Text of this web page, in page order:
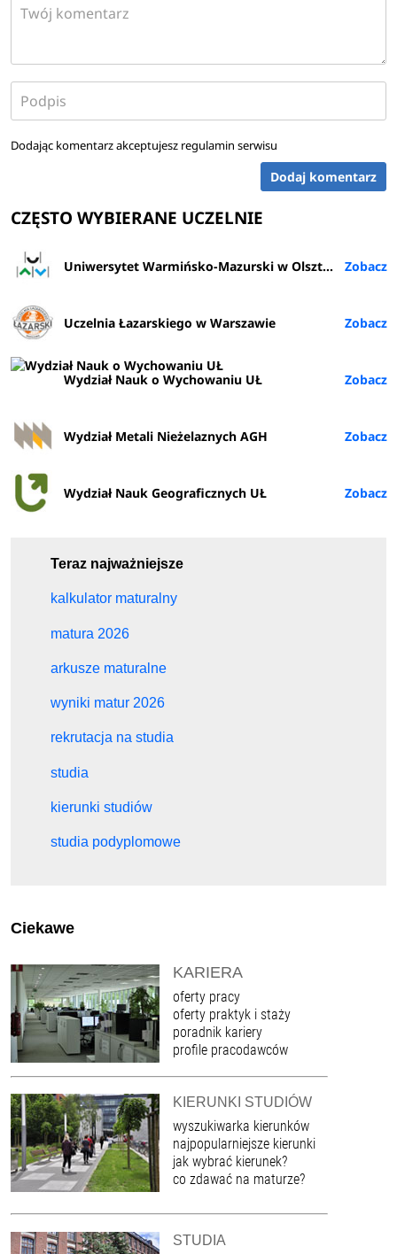
Dodając komentarz akceptujesz regulamin serwisu
Dodaj komentarz
CZĘSTO WYBIERANE UCZELNIE
Uniwersytet Warmińsko-Mazurski w Olsztynie
Uczelnia Łazarskiego w Warszawie
Wydział Nauk o Wychowaniu UŁ
Wydział Metali Nieżelaznych AGH
Wydział Nauk Geograficznych UŁ
Teraz najważniejsze
kalkulator maturalny
matura 2026
arkusze maturalne
wyniki matur 2026
rekrutacja na studia
studia
kierunki studiów
studia podyplomowe
Ciekawe
KARIERA
oferty pracy
oferty praktyk i staży
poradnik kariery
profile pracodawców
KIERUNKI STUDIÓW
wyszukiwarka kierunków
najpopularniejsze kierunki
jak wybrać kierunek?
co zdawać na maturze?
STUDIA